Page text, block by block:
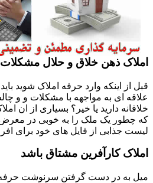
املاک ذهن خلاق و حلال
قبل از اینکه وارد حرفه املاک شوید
علاقه ای به مواجهه با مشکلات و و
خلاقانه دارید یا خیر؟ بسیاری از ان
که چطور یک ملک را به خوبی در معرض
لیست جذابی از فایل های خود برای
املاک کارآفرین مشتاق باشد
میل به در دست گرفتن سرنوشت